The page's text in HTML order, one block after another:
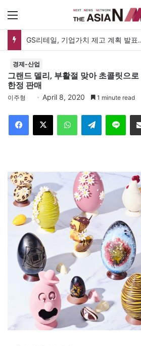
경제-산업
그랜드 델리, 부활절 맞아 초콜릿으로
한정 판매
이주형 April 8, 2020 1 minute read
Telegram